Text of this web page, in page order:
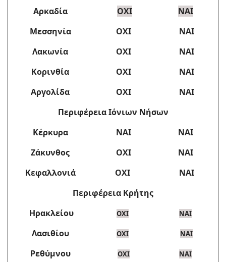
Αρκαδία
ΟΧΙ
ΝΑΙ
Μεσσηνία
ΟΧΙ
ΝΑΙ
Λακωνία
ΟΧΙ
ΝΑΙ
Κορινθία
ΟΧΙ
ΝΑΙ
Αργολίδα
ΟΧΙ
ΝΑΙ
Περιφέρεια Ιόνιων Νήσων
Κέρκυρα
ΝΑΙ
ΝΑΙ
Ζάκυνθος
ΟΧΙ
ΝΑΙ
Κεφαλλονιά
ΟΧΙ
ΝΑΙ
Περιφέρεια Κρήτης
Ηρακλείου
ΟΧΙ ΝΑΙ
Λασιθίου ΟΧΙ ΝΑΙ
Ρεθύμνου ΟΧΙ ΝΑΙ